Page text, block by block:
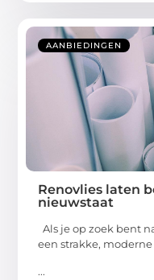
AANBIEDINGEN
Renovlies laten
nieuwstaat
Als je op zoek bent
een strakke, moderne
...